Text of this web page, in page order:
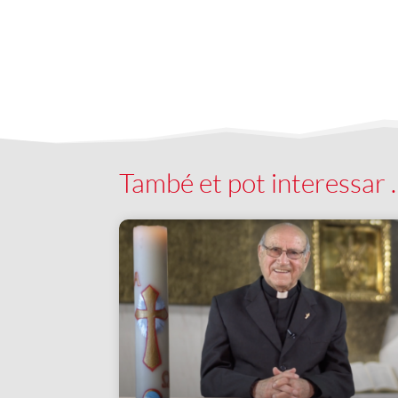
També et pot interessar